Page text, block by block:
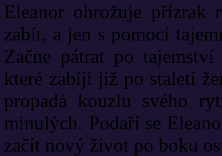
Eleanor ohrožuje přízrak
zabít, a jen s pomocí
Začne pátrat po
které zabíjí již po staletí
propadá kouzlu svého
minulých. Podaří se
začít nový život po boku